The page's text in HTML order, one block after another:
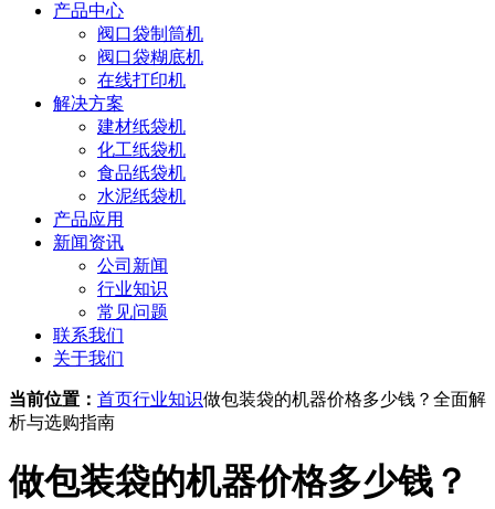
产品中心
阀口袋制筒机
阀口袋糊底机
在线打印机
解决方案
建材纸袋机
化工纸袋机
食品纸袋机
水泥纸袋机
产品应用
新闻资讯
公司新闻
行业知识
常见问题
联系我们
关于我们
当前位置： 首页行业知识做包装袋的机器价格多少钱？全面解
析与选购指南
做包装袋的机器价格多少钱？